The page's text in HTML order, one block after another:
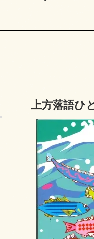
上方落語ひ